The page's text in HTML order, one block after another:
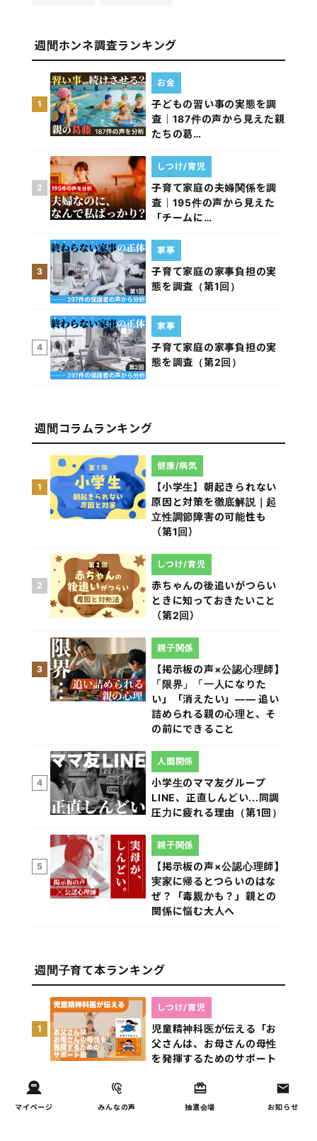
マイページ みんなの声 抽選会場 お知らせ
週間ホンネ調査ランキング
1
子どもの習い事の実態を調
査｜187件の声から見えた親
たちの葛…
お金
2
子育て家庭の夫婦関係を調
査｜195件の声から見えた
「チームに…
しつけ/育児
3
子育て家庭の家事負担の実
態を調査（第1回）
家事
4
子育て家庭の家事負担の実
態を調査（第2回）
家事
週間コラムランキング
1
【小学生】朝起きられない
原因と対策を徹底解説｜起
立性調節障害の可能性も
（第1回）
健康/病気
2
赤ちゃんの後追いがつらい
ときに知っておきたいこと
（第2回）
しつけ/育児
3
【掲示板の声×公認心理師】
「限界」「一人になりた
い」「消えたい」―― 追い
詰められる親の心理と、そ
の前にできること
親子関係
4
小学生のママ友グループ
LINE、正直しんどい...同調
圧力に疲れる理由（第1回）
人間関係
5
【掲示板の声×公認心理師】
実家に帰るとつらいのはな
ぜ？「毒親かも？」親との
関係に悩む大人へ
親子関係
週間子育て本ランキング
1
児童精神科医が伝える「お
父さんは、お母さんの母性
を発揮するためのサポート
しつけ/育児
発達/発育